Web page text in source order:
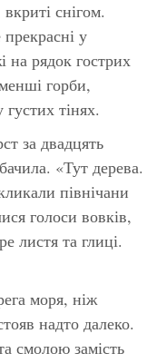
снігом.
у
на рядок гострих
горби,
густих тінях.
за двадцять
«Тут дерева.
північани
голоси вовків,
листя та глиці.
моря, ніж
надто далеко.
смолою замість